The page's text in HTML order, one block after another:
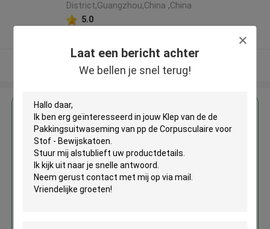
Laat een bericht achter
We bellen je snel terug!
District,Guangzhou,China ,China
5.0
Bekijk meer
Krijg de beste prijs voor
Klep van de de
Pakkingsuitwaseming van pp de
Corpusculaire voor Stof -
Bewijskatoen